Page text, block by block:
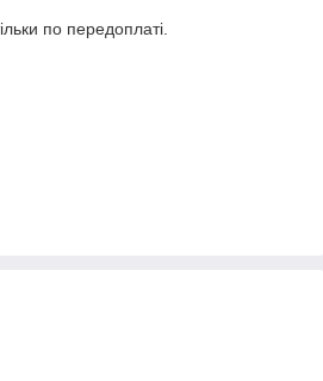
по передоплаті.